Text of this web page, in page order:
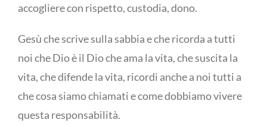
accogliere con rispetto, custodia, dono.
Gesù che scrive sulla sabbia e che ricorda a tutti
noi che Dio è il Dio che ama la vita, che suscita la
vita, che difende la vita, ricordi anche a noi tutti a
che cosa siamo chiamati e come dobbiamo vivere
questa responsabilità.